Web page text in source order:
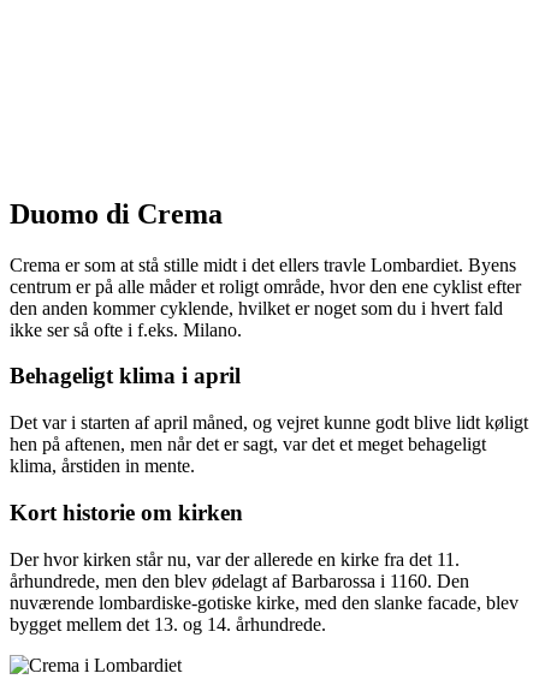
Duomo di Crema
Crema er som at stå stille midt i det ellers travle Lombardiet. Byens
centrum er på alle måder et roligt område, hvor den ene cyklist efter
den anden kommer cyklende, hvilket er noget som du i hvert fald
ikke ser så ofte i f.eks. Milano.
Behageligt klima i april
Det var i starten af april måned, og vejret kunne godt blive lidt køligt
hen på aftenen, men når det er sagt, var det et meget behageligt
klima, årstiden in mente.
Kort historie om kirken
Der hvor kirken står nu, var der allerede en kirke fra det 11.
århundrede, men den blev ødelagt af Barbarossa i 1160. Den
nuværende lombardiske-gotiske kirke, med den slanke facade, blev
bygget mellem det 13. og 14. århundrede.